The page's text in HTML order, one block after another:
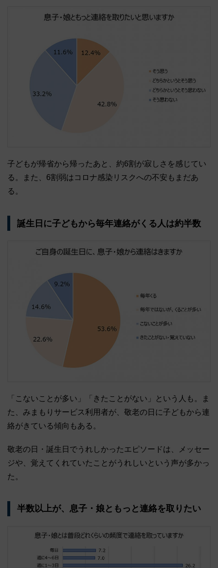
子どもが帰省から帰ったあと、約6割が寂しさを感じてい
る。また、6割弱はコロナ感染リスクへの不安もまだあ
る。
誕生日に子どもから毎年連絡がくる人は約半数
「こないことが多い」「きたことがない」という人も。ま
た、みまもりサービス利用者が、敬老の日に子どもから連
絡がきている傾向もある。
敬老の日・誕生日でうれしかったエピソードは、メッセー
ジや、覚えてくれていたことがうれしいという声が多かっ
た。
半数以上が、息子・娘ともっと連絡を取りたい